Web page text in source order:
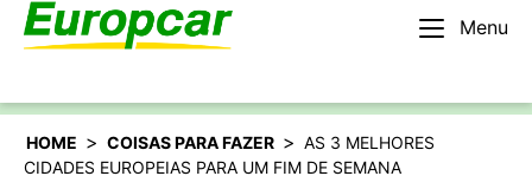
Menu
Português
HOME > COISAS PARA FAZER > AS 3 MELHORES
CIDADES EUROPEIAS PARA UM FIM DE SEMANA